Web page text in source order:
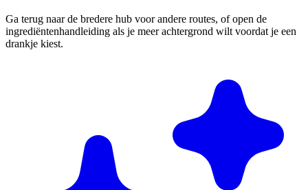
Ga terug naar de bredere hub voor andere routes, of open de
ingrediëntenhandleiding als je meer achtergrond wilt voordat je een
drankje kiest.